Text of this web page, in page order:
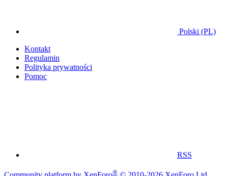
Polski (PL)
Kontakt
Regulamin
Polityka prywatności
Pomoc
RSS
®